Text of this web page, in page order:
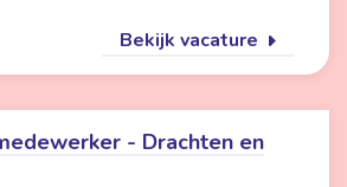
Bekijk vacature
- Drachten en